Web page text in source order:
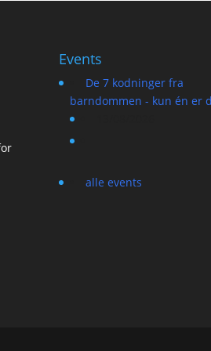
Events
De 7 kodninger fra
barndommen - kun én er
alle events